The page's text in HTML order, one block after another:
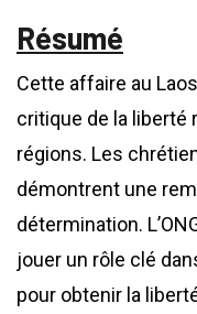
Résumé
Cette affaire au
critique de la liberté
régions. Les
démontrent une
détermination.
jouer un rôle clé
pour obtenir la